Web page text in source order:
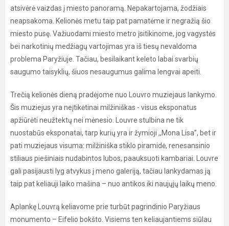
atsivėrė vaizdas į miesto panoramą. Nepakartojama, žodžiais
neapsakoma. Kelionės metu taip pat pamatėme ir negražią šio
miesto pusę. Važiuodami miesto metro įsitikinome, jog vagystės
bei narkotinių medžiagų vartojimas yra iš tiesų nevaldoma
problema Paryžiuje. Tačiau, besilaikant keleto labai svarbių
saugumo taisyklių, šiuos nesaugumus galima lengvai apeiti.
Trečią kelionės dieną pradėjome nuo Louvro muziejaus lankymo.
Šis muziejus yra neįtikėtinai milžiniškas - visus eksponatus
apžiūrėti neužtektų nei mėnesio. Louvre stulbina ne tik
nuostabūs eksponatai, tarp kurių yra ir žymioji ,,Mona Lisa”, bet ir
pati muziejaus visuma: milžiniška stiklo piramidė, renesansinio
stiliaus piešiniais nudabintos lubos, paauksuoti kambariai. Louvre
gali pasijausti lyg atvykus į meno galeriją, tačiau lankydamas ją
taip pat keliauji laiko mašina – nuo antikos iki naujųjų laikų meno.
Aplankę Louvrą keliavome prie turbūt pagrindinio Paryžiaus
monumento – Eifelio bokšto. Visiems ten keliaujantiems siūlau